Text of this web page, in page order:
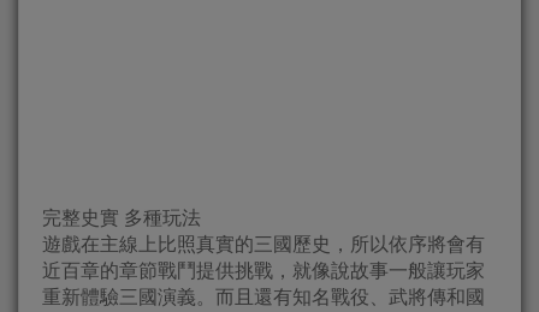
完整史實 多種玩法
遊戲在主線上比照真實的三國歷史，所以依序將會有
近百章的章節戰鬥提供挑戰，就像說故事一般讓玩家
重新體驗三國演義。而且還有知名戰役、武將傳和國